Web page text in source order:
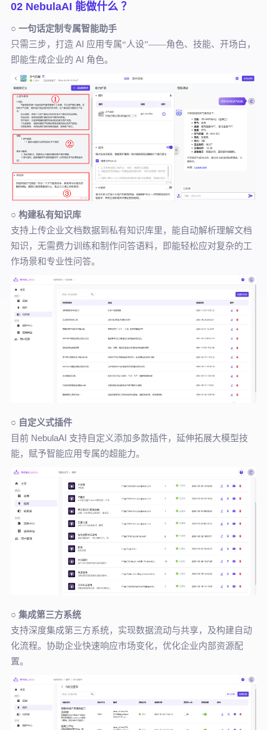
02 NebulaAI 能做什么 ？
○ 一句话定制专属智能助手
只需三步，打造 AI 应用专属“人设”——角色、技能、开场白，
即能生成企业的 AI 角色。
○ 构建私有知识库
支持上传企业文档数据到私有知识库里，能自动解析理解文档
知识，无需费力训练和制作问答语料，即能轻松应对复杂的工
作场景和专业性问答。
○ 自定义式插件
目前 NebulaAI 支持自定义添加多款插件，延伸拓展大模型技
能，赋予智能应用专属的超能力。
○ 集成第三方系统
支持深度集成第三方系统，实现数据流动与共享，及构建自动
化流程。协助企业快速响应市场变化，优化企业内部资源配
置。